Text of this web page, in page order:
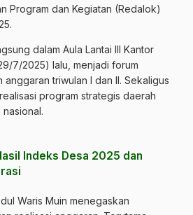
Program dan Kegiatan (Redalok)
dalam Aula Lantai III Kantor
7/2025) lalu, menjadi forum
triwulan I dan II. Sekaligus
program strategis daerah
Indeks Desa 2025 dan
Waris Muin menegaskan